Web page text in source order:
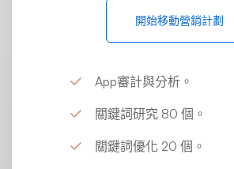
開始移動營銷計劃
App審計與分析。
關鍵詞研究 80 個。
關鍵詞優化 20 個。